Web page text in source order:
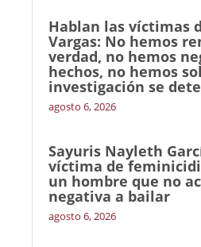
Hablan las víctimas
Vargas: No hemos
verdad, no hemos
hechos, no hemos
investigación se
agosto 6, 2026
Sayuris Nayleth
víctima de
un hombre que no
negativa a bailar
agosto 6, 2026